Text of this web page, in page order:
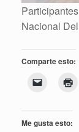
Nacional
Comparte esto:
Me gusta esto: